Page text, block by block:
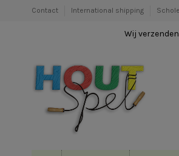
Contact International shipping
Wij